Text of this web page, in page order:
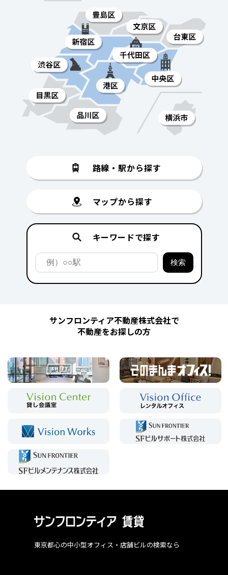
路線・駅から探す
マップから探す
キーワードで探す
サンフロンティア不動産株式会社で
不動産をお探しの方
東京都心の中小型オフィス・店舗ビルの検索なら